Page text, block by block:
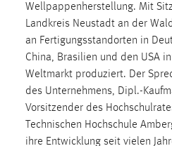
Wellpappenherstellung. Mit
Landkreis Neustadt an der
an Fertigungsstandorten in
China, Brasilien und den USA
Weltmarkt produziert. Der
des Unternehmens, Dipl.-
Vorsitzender des
Technischen Hochschule
ihre Entwicklung seit vielen
Chat
Name:
MibewSessionID,
chat-frame-style-
Zweck:
Wird benötigt um die